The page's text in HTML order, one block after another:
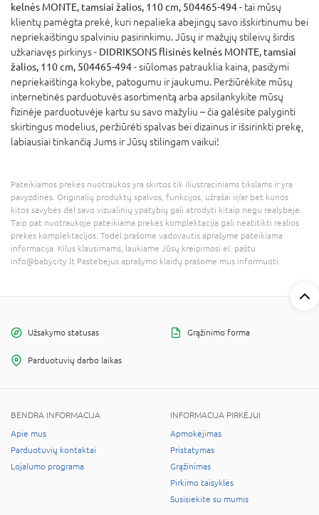
kelnės MONTE, tamsiai žalios, 110 cm, 504465-494- tai mūsų
klientų pamėgta prekė, kuri nepalieka abejingų savo išskirtinumu bei
nepriekaištingu spalviniu pasirinkimu. Jūsų ir mažųjų stileivų širdis
užkariavęs pirkinys - DIDRIKSONS flisinės kelnės MONTE, tamsiai
žalios, 110 cm, 504465-494- siūlomas patrauklia kaina, pasižymi
nepriekaištinga kokybe, patogumu ir jaukumu. Peržiūrėkite mūsų
internetinės parduotuvės asortimentą arba apsilankykite mūsų
fizinėje parduotuvėje kartu su savo mažyliu – čia galėsite palyginti
skirtingus modelius, peržiūrėti spalvas bei dizainus ir išsirinkti prekę,
labiausiai tinkančią Jums ir Jūsų stilingam vaikui!
Pateikiamos prekės nuotraukos yra skirtos tik iliustraciniams tikslams ir yra
pavyzdinės. Originalių produktų spalvos, funkcijos, užrašai ir/ar bet kurios
kitos savybės dėl savo vizualinių ypatybių gali atrodyti kitaip negu realybėje.
Taip pat nuotraukoje pateikiama prekės komplektacija gali neatitikti realios
prekės komplektacijos. Todėl prašome vadovautis aprašyme pateikiama
informacija. Kilus klausimams, laukiame Jūsų kreipimosi el. paštu
info@babycity.lt Pastebėjus aprašymo klaidų prašome mus informuoti.
Užsakymo statusas Grąžinimo forma
Parduotuvių darbo laikas
BENDRA INFORMACIJA
Apie mus
Parduotuvių kontaktai
Lojalumo programa
INFORMACIJA PIRKĖJUI
Apmokėjimas
Pristatymas
Grąžinimas
Pirkimo taisyklės
Susisiekite su mumis